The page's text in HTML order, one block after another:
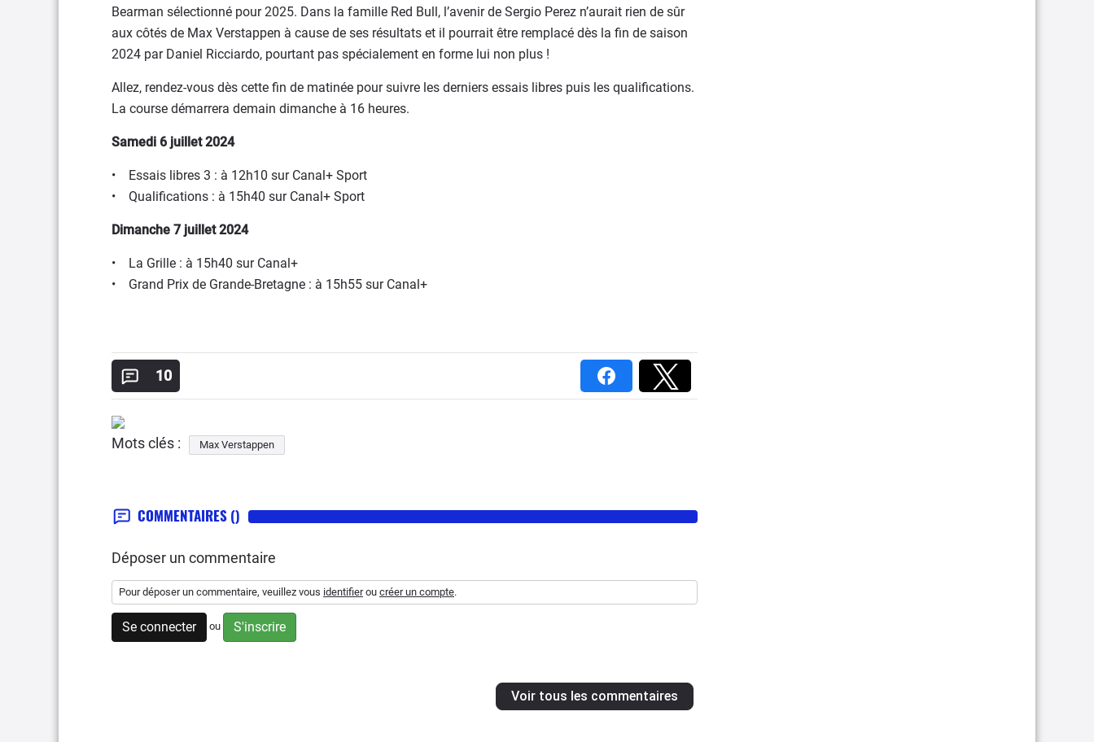
Bearman sélectionné pour 2025. Dans la famille Red Bull, l’avenir de Sergio Perez n’aurait rien de sûr
aux côtés de Max Verstappen à cause de ses résultats et il pourrait être remplacé dès la fin de saison
2024 par Daniel Ricciardo, pourtant pas spécialement en forme lui non plus !
Allez, rendez-vous dès cette fin de matinée pour suivre les derniers essais libres puis les qualifications.
La course démarrera demain dimanche à 16 heures.
Samedi 6 juillet 2024
• Essais libres 3 : à 12h10 sur Canal+ Sport
• Qualifications : à 15h40 sur Canal+ Sport
Dimanche 7 juillet 2024
• La Grille : à 15h40 sur Canal+
• Grand Prix de Grande-Bretagne : à 15h55 sur Canal+
10
Mots clés : Max Verstappen
COMMENTAIRES ()
Déposer un commentaire
Pour déposer un commentaire, veuillez vous identifierou créer un compte.
Se connecter ou S'inscrire
Voir tous les commentaires